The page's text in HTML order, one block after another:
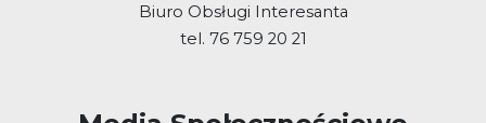
Biuro Obsługi Interesanta
tel. 76 759 20 21